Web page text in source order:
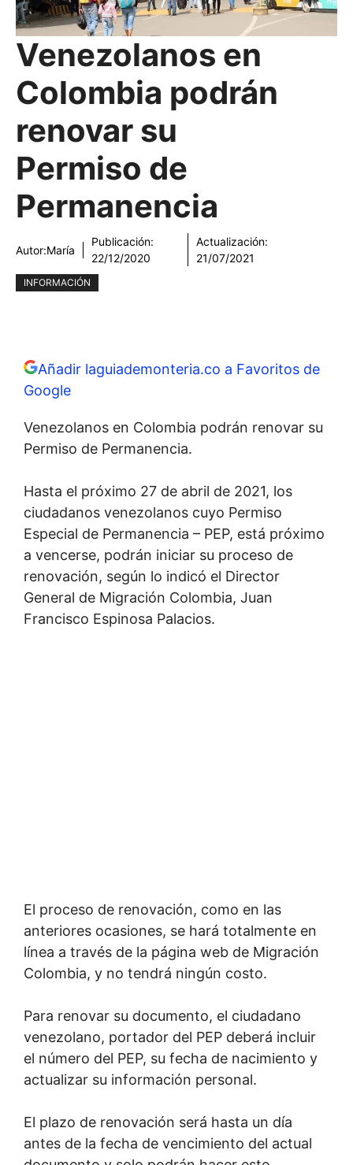
Venezolanos en
Colombia podrán
renovar su
Permiso de
Permanencia
Autor:María
Publicación:
22/12/2020
Actualización:
21/07/2021
INFORMACIÓN
Añadir laguiademonteria.co a Favoritos de
Google
Venezolanos en Colombia podrán renovar su
Permiso de Permanencia.
Hasta el próximo 27 de abril de 2021, los
ciudadanos venezolanos cuyo Permiso
Especial de Permanencia – PEP, está próximo
a vencerse, podrán iniciar su proceso de
renovación, según lo indicó el Director
General de Migración Colombia, Juan
Francisco Espinosa Palacios.
El proceso de renovación, como en las
anteriores ocasiones, se hará totalmente en
línea a través de la página web de Migración
Colombia, y no tendrá ningún costo.
Para renovar su documento, el ciudadano
venezolano, portador del PEP deberá incluir
el número del PEP, su fecha de nacimiento y
actualizar su información personal.
El plazo de renovación será hasta un día
antes de la fecha de vencimiento del actual